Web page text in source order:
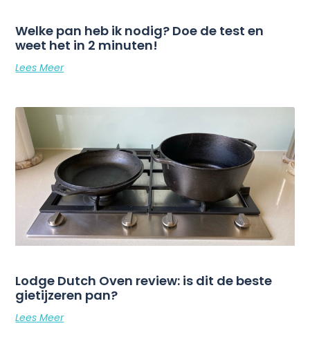
Welke pan heb ik nodig? Doe de test en
weet het in 2 minuten!
Lees Meer
Lodge Dutch Oven review: is dit de beste
gietijzeren pan?
Lees Meer